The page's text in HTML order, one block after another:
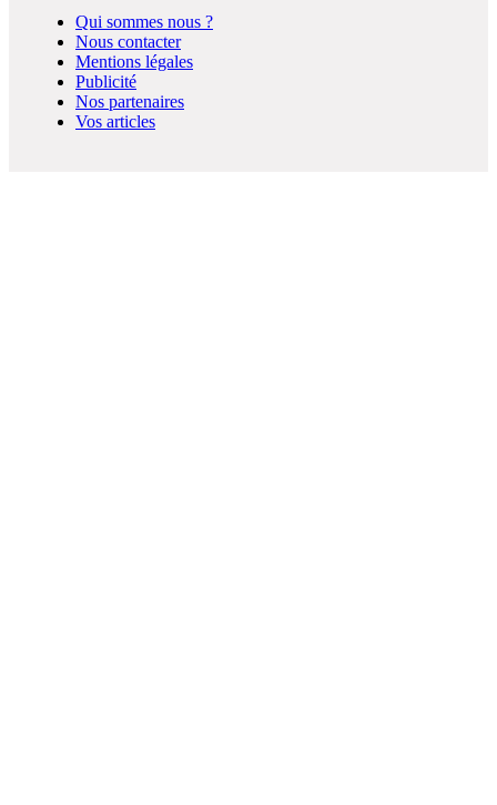
Qui sommes nous ?
Nous contacter
Mentions légales
Publicité
Nos partenaires
Vos articles